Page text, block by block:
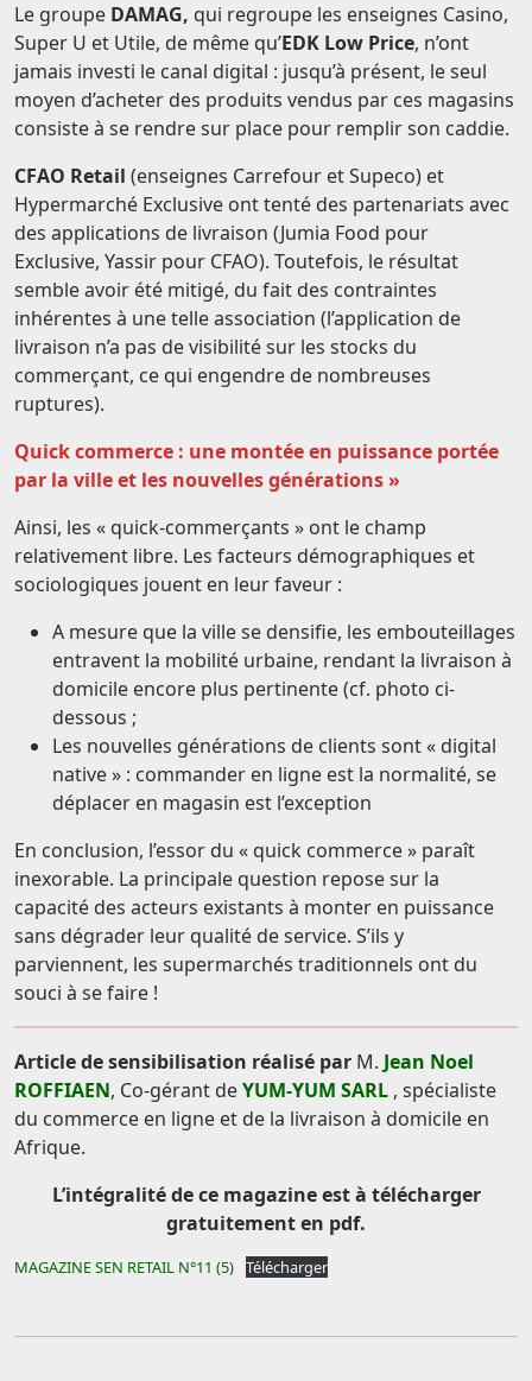
Le groupe DAMAG, qui regroupe les enseignes Casino,
Super U et Utile, de même qu’EDK Low Price, n’ont
jamais investi le canal digital : jusqu’à présent, le seul
moyen d’acheter des produits vendus par ces magasins
consiste à se rendre sur place pour remplir son caddie.
CFAO Retail (enseignes Carrefour et Supeco) et
Hypermarché Exclusive ont tenté des partenariats avec
des applications de livraison (Jumia Food pour
Exclusive, Yassir pour CFAO). Toutefois, le résultat
semble avoir été mitigé, du fait des contraintes
inhérentes à une telle association (l’application de
livraison n’a pas de visibilité sur les stocks du
commerçant, ce qui engendre de nombreuses
ruptures).
Quick commerce : une montée en puissance portée
par la ville et les nouvelles générations »
Ainsi, les « quick-commerçants » ont le champ
relativement libre. Les facteurs démographiques et
sociologiques jouent en leur faveur :
A mesure que la ville se densifie, les embouteillages
entravent la mobilité urbaine, rendant la livraison à
domicile encore plus pertinente (cf. photo ci-
dessous ;
Les nouvelles générations de clients sont « digital
native » : commander en ligne est la normalité, se
déplacer en magasin est l’exception
En conclusion, l’essor du « quick commerce » paraît
inexorable. La principale question repose sur la
capacité des acteurs existants à monter en puissance
sans dégrader leur qualité de service. S’ils y
parviennent, les supermarchés traditionnels ont du
souci à se faire !
Article de sensibilisation réalisé par M. Jean Noel
ROFFIAEN, Co-gérant deYUM-YUM SARL , spécialiste
du commerce en ligne et de la livraison à domicile en
Afrique.
L’intégralité de ce magazine est à télécharger
gratuitement en pdf.
MAGAZINE SEN RETAIL N°11 (5) Télécharger